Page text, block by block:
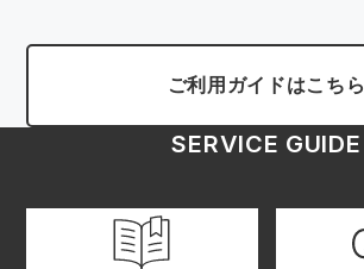
ご利用ガイドはこちら
SERVICE GUIDE